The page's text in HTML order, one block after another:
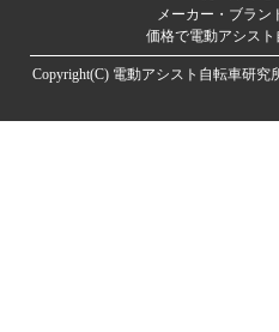
メーカー・ブラ
価格で電動アシス
Copyright(C) 電動アシスト自転車研究